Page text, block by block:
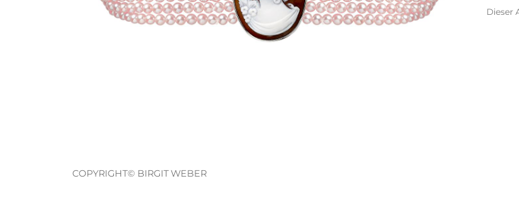
Dieser
COPYRIGHT© BIRGIT WEBER